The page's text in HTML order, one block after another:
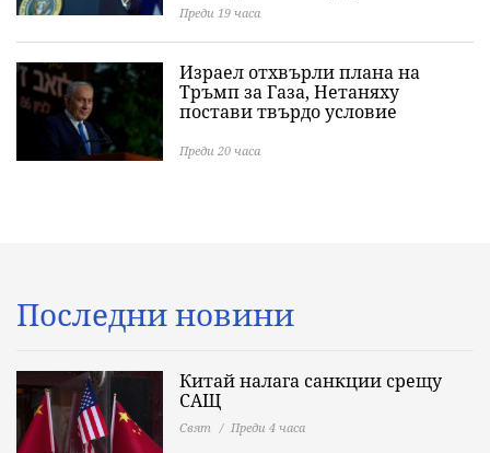
Преди 19 часа
Израел отхвърли плана на
Тръмп за Газа, Нетаняху
постави твърдо условие
Преди 20 часа
Последни новини
Китай налага санкции срещу
САЩ
Свят Преди 4 часа